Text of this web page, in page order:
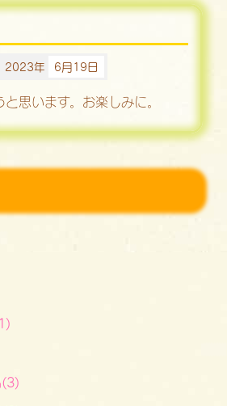
2023年 6月19日
思います。お楽しみに。
(3)